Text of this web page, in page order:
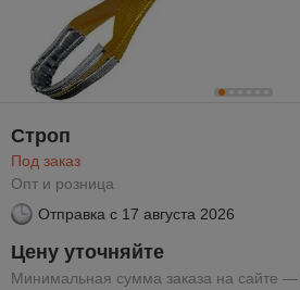
Строп
Под заказ
Опт и розница
Отправка с 17 августа 2026
Цену уточняйте
Минимальная сумма заказа на сайте —